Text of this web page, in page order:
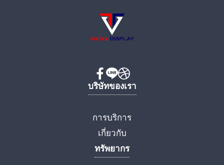
บริษัทของเรา
การบริการ
เกี่ยวกับ
ทรัพยากร